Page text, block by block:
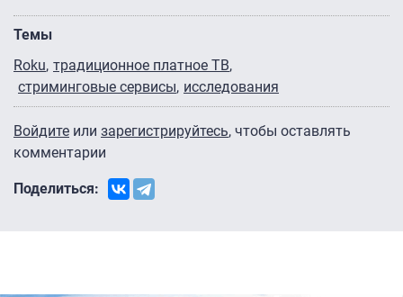
Темы
Roku традиционное платное ТВ
стриминговые сервисы исследования
Войдите или зарегистрируйтесь, чтобы оставлять
комментарии
Поделиться: